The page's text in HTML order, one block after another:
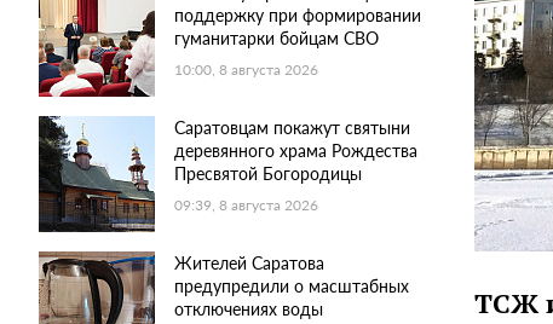
поддержку при формировании
гуманитарки бойцам СВО
10:00, 8 августа 2026
Саратовцам покажут святыни
деревянного храма Рождества
Пресвятой Богородицы
09:39, 8 августа 2026
Жителей Саратова
предупредили о масштабных
отключениях воды
ТСЖ